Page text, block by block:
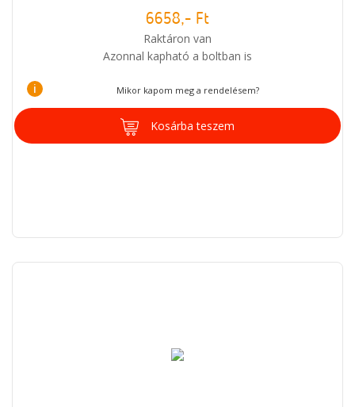
6658,- Ft
Raktáron van
Azonnal kapható a boltban is
i Mikor kapom meg a rendelésem?
Kosárba teszem